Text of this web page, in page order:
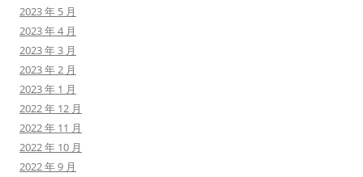
2023 年 5 月
2023 年 4 月
2023 年 3 月
2023 年 2 月
2023 年 1 月
2022 年 12 月
2022 年 11 月
2022 年 10 月
2022 年 9 月